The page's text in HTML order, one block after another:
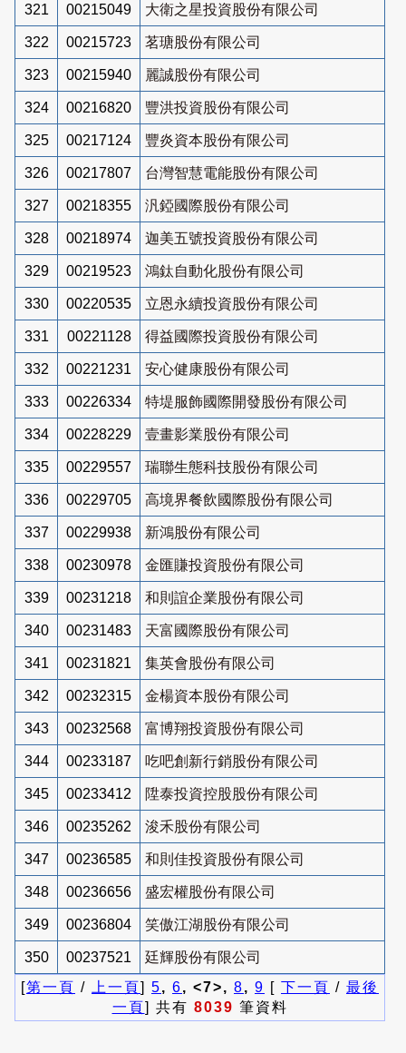
321 00215049 大衛之星投資股份有限公司
322 00215723 茗瑭股份有限公司
323 00215940 麗誠股份有限公司
324 00216820 豐洪投資股份有限公司
325 00217124 豐炎資本股份有限公司
326 00217807 台灣智慧電能股份有限公司
327 00218355 汎錏國際股份有限公司
328 00218974 迦美五號投資股份有限公司
329 00219523 鴻鈦自動化股份有限公司
330 00220535 立恩永續投資股份有限公司
331 00221128 得益國際投資股份有限公司
332 00221231 安心健康股份有限公司
333 00226334 特堤服飾國際開發股份有限公司
334 00228229 壹畫影業股份有限公司
335 00229557 瑞聯生態科技股份有限公司
336 00229705 高境界餐飲國際股份有限公司
337 00229938 新鴻股份有限公司
338 00230978 金匯賺投資股份有限公司
339 00231218 和則誼企業股份有限公司
340 00231483 天富國際股份有限公司
341 00231821 集英會股份有限公司
342 00232315 金楊資本股份有限公司
343 00232568 富博翔投資股份有限公司
344 00233187 吃吧創新行銷股份有限公司
345 00233412 陞泰投資控股股份有限公司
346 00235262 浚禾股份有限公司
347 00236585 和則佳投資股份有限公司
348 00236656 盛宏權股份有限公司
349 00236804 笑傲江湖股份有限公司
350 00237521
廷輝股份有限公司
[第一頁 / 上一頁] 5, 6, <7>, 8, 9 [ 下一頁 / 最後
一頁] 共有 8039 筆資料